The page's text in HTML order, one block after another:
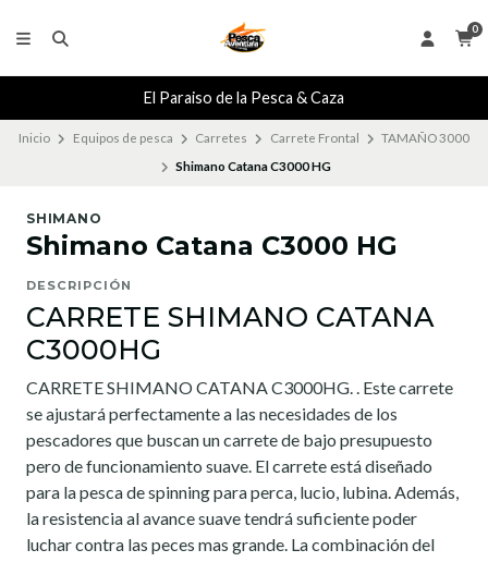
0
El Paraiso de la Pesca & Caza
Inicio Equipos de pesca Carretes Carrete Frontal
TAMAÑO 3000
Shimano Catana C3000 HG
SHIMANO
Shimano Catana C3000 HG
DESCRIPCIÓN
CARRETE SHIMANO CATANA
C3000HG
CARRETE SHIMANO CATANA C3000HG. . Este carrete
se ajustará perfectamente a las necesidades de los
pescadores que buscan un carrete de bajo presupuesto
pero de funcionamiento suave. El carrete está diseñado
para la pesca de spinning para perca, lucio, lubina. Además,
la resistencia al avance suave tendrá suficiente poder
luchar contra las peces mas grande. La combinación del